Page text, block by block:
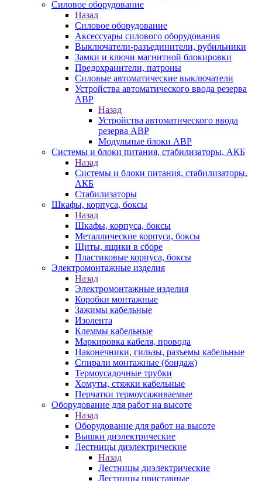
Силовое оборудование
Назад
Силовое оборудование
Аксессуары силового оборудования
Выключатели-разъединители, рубильники
Замки и ключи магнитной блокировки
Предохранители, патроны
Силовые автоматические выключатели
Устройства автоматического ввода резерва
АВР
Назад
Устройства автоматического ввода
резерва АВР
Модульные блоки АВР
Системы и блоки питания, стабилизаторы, АКБ
Назад
Системы и блоки питания, стабилизаторы,
АКБ
Стабилизаторы
Шкафы, корпуса, боксы
Назад
Шкафы, корпуса, боксы
Металлические корпуса, боксы
Щиты, ящики в сборе
Пластиковые корпуса, боксы
Электромонтажные изделия
Назад
Электромонтажные изделия
Коробки монтажные
Зажимы кабельные
Изолента
Клеммы кабельные
Маркировка кабеля, провода
Наконечники, гильзы, разъемы кабельные
Спирали монтажные (бондаж)
Термоусадочные трубки
Хомуты, стяжки кабельные
Перчатки термоусаживаемые
Оборудование для работ на высоте
Назад
Оборудование для работ на высоте
Вышки диэлектрические
Лестницы диэлектрические
Назад
Лестницы диэлектрические
Лестницы приставные